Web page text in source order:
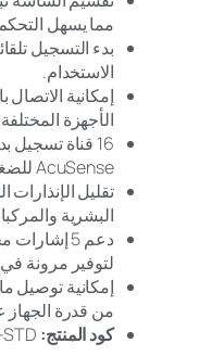
مما يسهل
بدء التسجيل
الاستخدام.
إمكانية الاتصال
الأجهزة
AcuSense للضغط.
تقليل
البشرية
لتوفير مرونة
من قدرة
كود المنتج: